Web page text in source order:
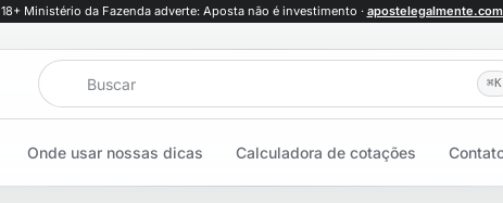
18+ Ministério da Fazenda adverte: Aposta não é investimento ·
Buscar
⌘K
Onde usar nossas dicas Calculadora de cotações